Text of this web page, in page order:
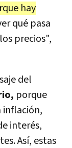
hay
qué pasa
precios",
del
porque
inflación,
interés,
Así, estas